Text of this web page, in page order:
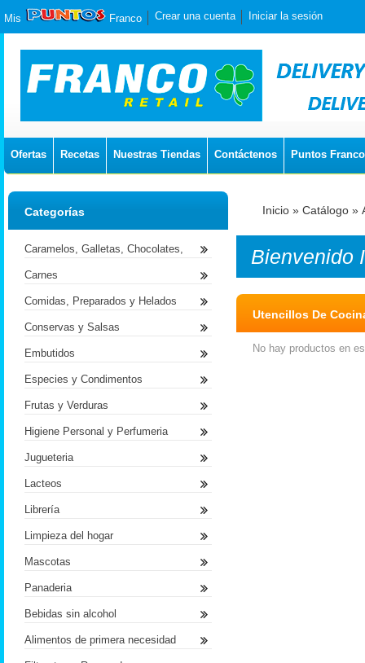
Mis Franco Crear una cuenta Iniciar la sesión
Ofertas Recetas Nuestras Tiendas Contáctenos Puntos Franco
Inicio » Catálogo »
Bienvenido
Utencillos De
No hay productos en
Categorías
Caramelos, Galletas, Chocolates,
Carnes
Comidas, Preparados y Helados
Conservas y Salsas
Embutidos
Especies y Condimentos
Frutas y Verduras
Higiene Personal y Perfumeria
Jugueteria
Lacteos
Librería
Limpieza del hogar
Mascotas
Panaderia
Bebidas sin alcohol
Alimentos de primera necesidad